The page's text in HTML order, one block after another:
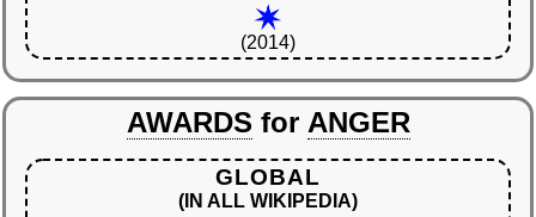
(2014)
AWARDS for ANGER
GLOBAL
(IN ALL WIKIPEDIA)